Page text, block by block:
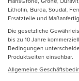
Lithofin, Burda, Soudal,
Ersatzteile und
Die gesetzliche
bis zu 10 Jahre
Bedingungen
Produktseiten einsehbar.
Allgemeine